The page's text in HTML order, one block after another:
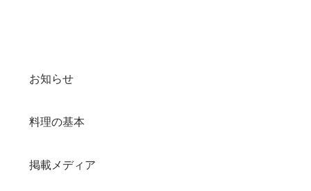
お知らせ
料理の基本
掲載メディア